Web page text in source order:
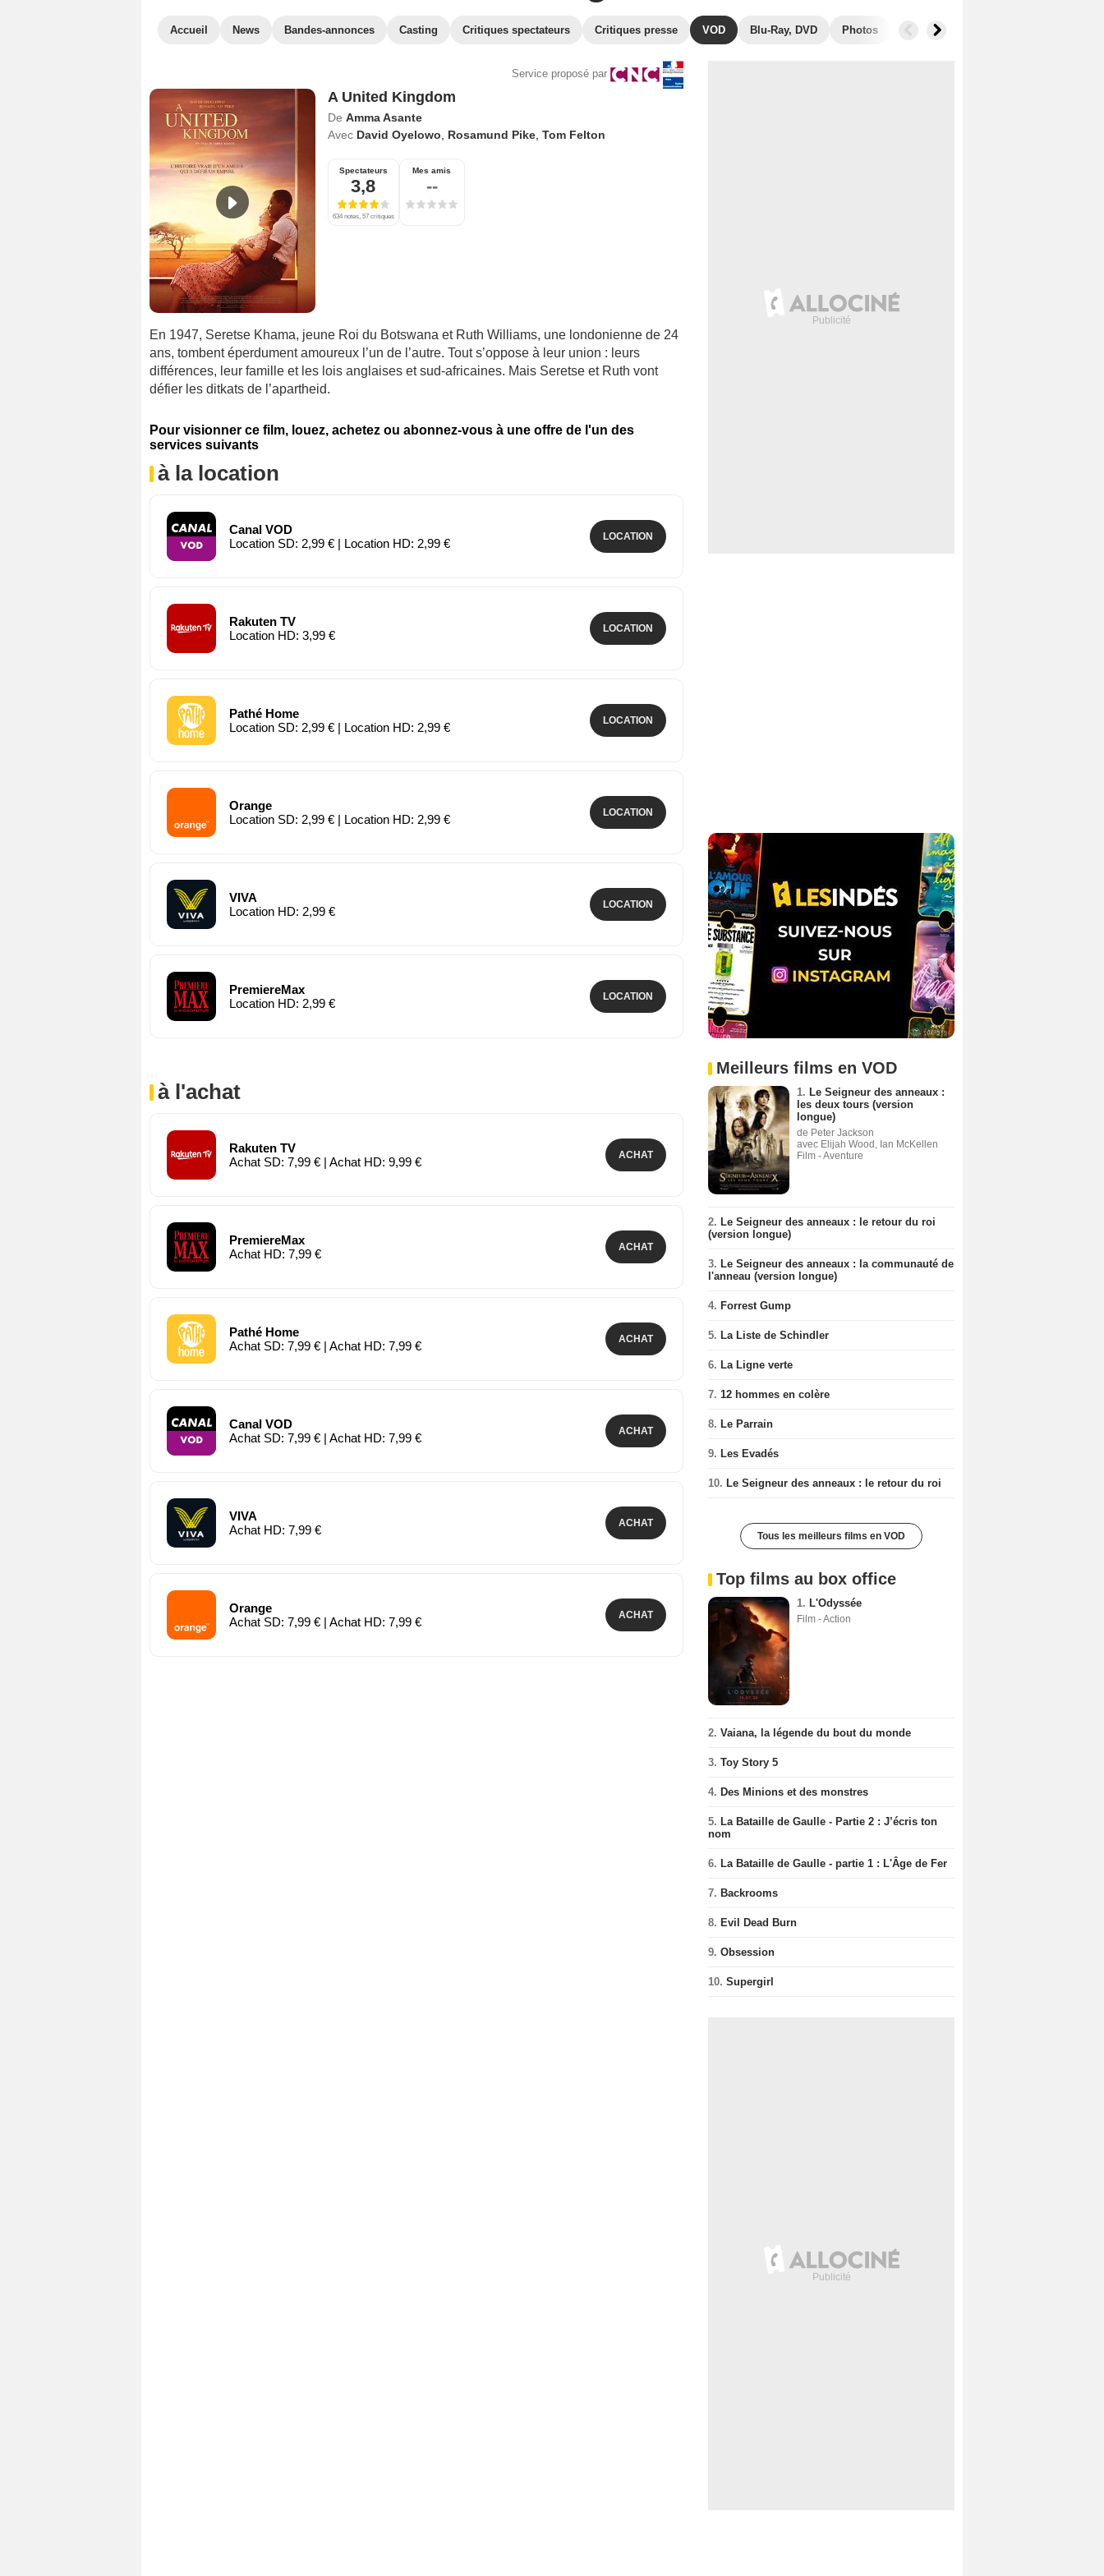
Accueil News Bandes-annonces Casting Critiques spectateurs Critiques presse VOD Blu-Ray, DVD Photos Musique
Service proposé par
A United Kingdom
De Amma Asante
Avec David Oyelowo Rosamund Pike, Tom Felton
Spectateurs
3,8
634 notes, 57 critiques
Mes amis
--
En 1947, Seretse Khama, jeune Roi du Botswana et Ruth Williams, une londonienne de 24
ans, tombent éperdument amoureux l’un de l’autre. Tout s’oppose à leur union : leurs
différences, leur famille et les lois anglaises et sud-africaines. Mais Seretse et Ruth vont
défier les ditkats de l’apartheid.
Pour visionner ce film, louez, achetez ou abonnez-vous à une offre de l'un des
services suivants
à la location
Canal VOD
Location SD: 2,99 € | Location HD: 2,99 €
LOCATION
Rakuten TV
Location HD: 3,99 €
LOCATION
Pathé Home
Location SD: 2,99 € | Location HD: 2,99 €
LOCATION
Orange
Location SD: 2,99 € | Location HD: 2,99 €
LOCATION
VIVA
Location HD: 2,99 €
LOCATION
PremiereMax
Location HD: 2,99 €
LOCATION
à l'achat
Rakuten TV
Achat SD: 7,99 € | Achat HD: 9,99 €
ACHAT
PremiereMax
Achat HD: 7,99 €
ACHAT
Pathé Home
Achat SD: 7,99 € | Achat HD: 7,99 €
ACHAT
Canal VOD
Achat SD: 7,99 € | Achat HD: 7,99 €
ACHAT
VIVA
Achat HD: 7,99 €
ACHAT
Orange
Achat SD: 7,99 € | Achat HD: 7,99 €
ACHAT
Meilleurs films en VOD
1. Le Seigneur des anneaux :
les deux tours (version
longue)
de Peter Jackson
avec Elijah Wood, Ian McKellen
Film - Aventure
2. Le Seigneur des anneaux : le retour du roi
(version longue)
3. Le Seigneur des anneaux : la communauté de
l'anneau (version longue)
4. Forrest Gump
5. La Liste de Schindler
6. La Ligne verte
7. 12 hommes en colère
8. Le Parrain
9. Les Evadés
10. Le Seigneur des anneaux : le retour du roi
Tous les meilleurs films en VOD
Top films au box office
1. L'Odyssée
Film - Action
2. Vaiana, la légende du bout du monde
3. Toy Story 5
4. Des Minions et des monstres
5. La Bataille de Gaulle - Partie 2 : J’écris ton
nom
6. La Bataille de Gaulle - partie 1 : L'Âge de Fer
7. Backrooms
8. Evil Dead Burn
9. Obsession
10. Supergirl